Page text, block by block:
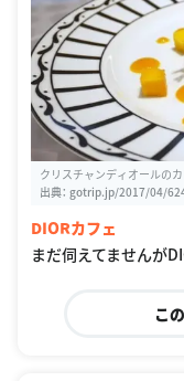
クリスチャンディオールの
出典： gotrip.jp/2017/04/
DIORカフェ
まだ伺えてませんが
こ